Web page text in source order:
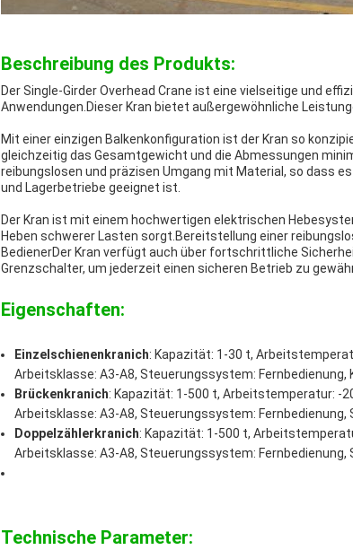
Beschreibung des Produkts:
Der Single-Girder Overhead Crane ist eine vielseitige und
Anwendungen.Dieser Kran bietet außergewöhnliche
Mit einer einzigen Balkenkonfiguration ist der Kran so
gleichzeitig das Gesamtgewicht und die Abmessungen
reibungslosen und präzisen Umgang mit Material, so dass
und Lagerbetriebe geeignet ist.
Der Kran ist mit einem hochwertigen elektrischen
Heben schwerer Lasten sorgt.Bereitstellung einer
BedienerDer Kran verfügt auch über fortschrittliche
Grenzschalter, um jederzeit einen sicheren Betrieb zu
Eigenschaften:
Einzelschienenkranich: Kapazität: 1-30 t,
Arbeitsklasse: A3-A8, Steuerungssystem: Fernbedienung,
Brückenkranich: Kapazität: 1-500 t, Arbeitstemperatur: -
Arbeitsklasse: A3-A8, Steuerungssystem:
Doppelzählerkranich: Kapazität: 1-500 t,
Arbeitsklasse: A3-A8, Steuerungssystem:
Technische Parameter: